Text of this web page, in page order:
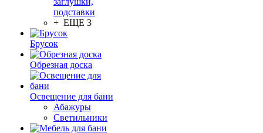
подставки
+ ЕЩЕ 3
Брусок
Обрезная доска
Освещение для бани
Абажуры
Светильники